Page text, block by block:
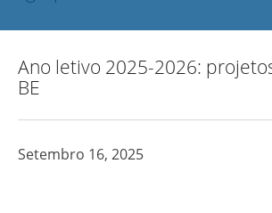
Ano letivo 2025-2026:
BE
Setembro 16, 2025